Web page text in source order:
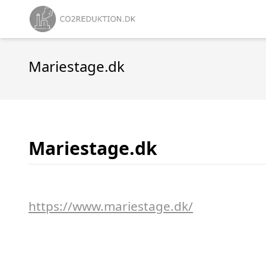
Mariestage.dk
Mariestage.dk
https://www.mariestage.dk/